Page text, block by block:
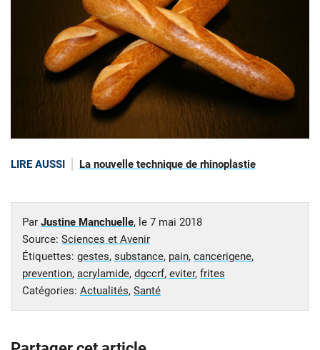
LIRE AUSSI La nouvelle technique de rhinoplastie
Par Justine Manchuelle, le 7 mai 2018
Source: Sciences et Avenir
Étiquettes: gestes, substance, pain, cancerigene,
prevention, acrylamide, dgccrf, eviter, frites
Catégories: Actualités, Santé